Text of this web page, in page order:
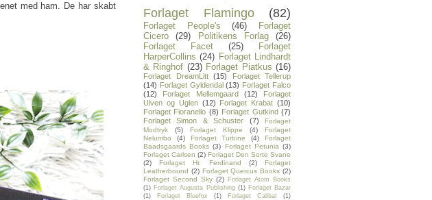
med ham. De har skabt
Forlaget Flamingo (82)
Forlaget People's (46)
Forlaget
Cicero
(29) Politikens Forlag
(26)
Forlaget Facet
(25)
Forlaget
HarperCollins (24) Forlaget Lindhardt
& Ringhof (23) Forlaget Piatkus (16)
Forlaget DreamLitt (15)
Forlaget Tellerup
(14) Forlaget Gyldendal (13) Forlaget Falco
(12)
Forlaget Mellemgaard (12)
Forlaget
Ulven og Uglen (12) Forlaget Krabat (10)
Forlaget Fioranello (8) Forlaget Gutkind (7)
Forlaget Simon & Schuster
(7)
Forlaget
Modtryk
(5) Forlaget Klippe (4)
Forlaget
Nelumbo
(4) Forlaget Turbine (4)
Forlaget
Baadsgaards Books (3) Forlaget Petunia (3)
Forlaget Carlsen (2) Forlaget Den Sorte Svane
(2)
Forlaget Hr. Ferdinand (2)
Forlaget
Leatherbound (2) Forlaget Quercus Books (2)
Forlaget Second Sky (2) Forlaget Atom Books
(1) Forlaget Augusta Publishing (1) Forlaget Bazar
(1)
Forlaget Bluefox (1) Forlaget Calibat
(1)